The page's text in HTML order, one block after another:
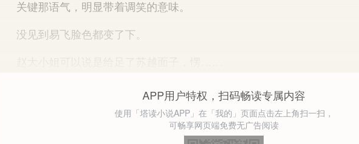
关键那语气，明显带着调笑的意味。
没见到易飞脸色都变了下。
APP用户特权，扫码畅读专属内容
使用「塔读小说APP」在「我的」页面点击左上角扫一扫，
可畅享网页端免费无广告阅读